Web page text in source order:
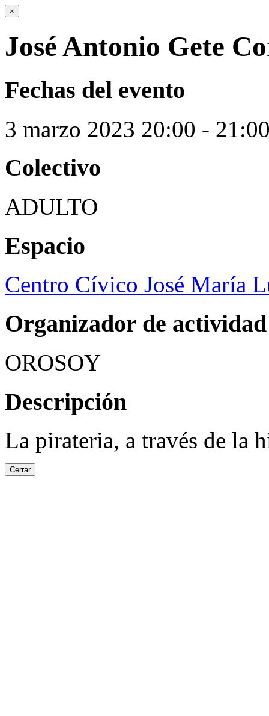
×
José Antonio Gete
Fechas del evento
3 marzo 2023 20:00 -
Colectivo
ADULTO
Espacio
Centro Cívico José María
Organizador de actividad
OROSOY
Descripción
La pirateria, a través de la
Cerrar